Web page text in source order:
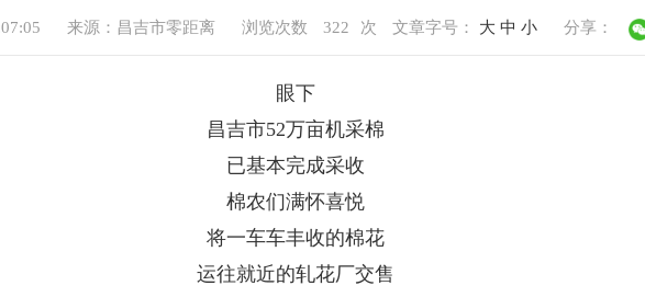
来源：昌吉市零距离 浏览次数 322 次 文章字号： 大 中 小 分享：
眼下
昌吉市52万亩机采棉
已基本完成采收
棉农们满怀喜悦
将一车车丰收的棉花
运往就近的轧花厂交售